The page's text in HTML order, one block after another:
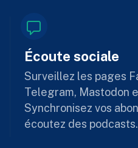
Écoute sociale
Surveillez les pages
Telegram, Mastodon
Synchronisez vos
écoutez des podcasts.